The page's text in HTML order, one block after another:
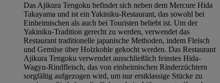
Das Ajikura Tengoku befindet sich neben dem Mercure Hida
Takayama und ist ein Yakiniku-Restaurant, das sowohl bei
Einheimischen als auch bei Touristen beliebt ist. Um der
Yakiniku-Tradition gerecht zu werden, verwendet das
Restaurant traditionelle japanische Methoden, indem Fleisch
und Gemüse über Holzkohle gekocht werden. Das Restaurant
Ajikura Tengoku verwendet ausschließlich feinstes Hida-
Wagyu-Rindfleisch, das von einheimischen Rinderzüchtern
sorgfältig aufgezogen wird, um nur erstklassige Stücke zu